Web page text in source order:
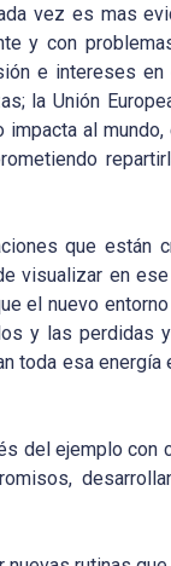
vez es mas
y con
e intereses
la Unión
al
que están
visualizar en
el nuevo
y las perdidas
toda esa
del ejemplo